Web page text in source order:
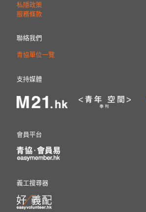
私隱政策
服務條款
聯絡我們
青協單位一覽
支持媒體
會員平台
義工搜尋器